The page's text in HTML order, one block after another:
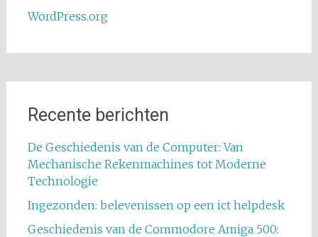
WordPress.org
Recente berichten
De Geschiedenis van de Computer: Van
Mechanische Rekenmachines tot Moderne
Technologie
Ingezonden: belevenissen op een ict helpdesk
Geschiedenis van de Commodore Amiga 500: